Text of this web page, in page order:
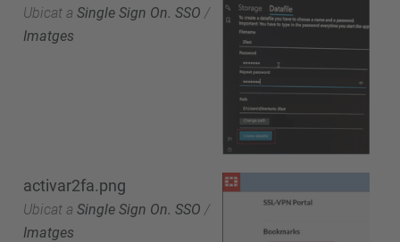
Ubicat a Single Sign On. SSO /
Imatges
activar2fa.png
Ubicat a Single Sign On. SSO /
Imatges